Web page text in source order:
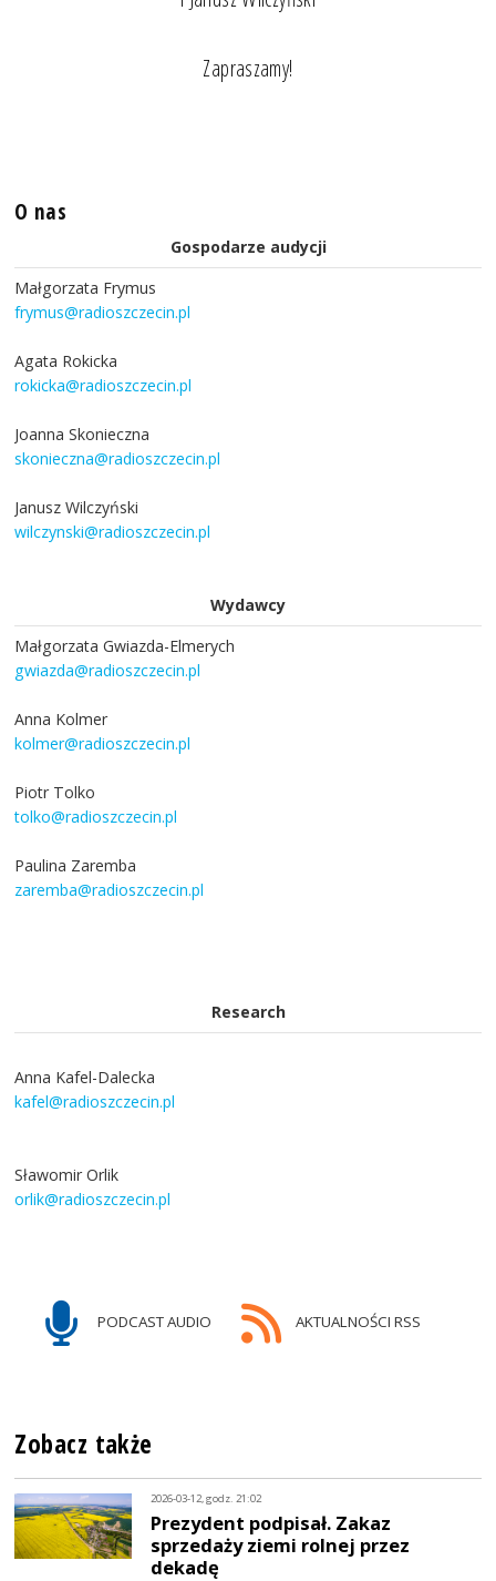
Zapraszamy!
O nas
Gospodarze audycji
Małgorzata Frymus
frymus@radioszczecin.pl
Agata Rokicka
rokicka@radioszczecin.pl
Joanna Skonieczna
skonieczna@radioszczecin.pl
Janusz Wilczyński
wilczynski@radioszczecin.pl
Wydawcy
Małgorzata Gwiazda-Elmerych
gwiazda@radioszczecin.pl
Anna Kolmer
kolmer@radioszczecin.pl
Piotr Tolko
tolko@radioszczecin.pl
Paulina Zaremba
zaremba@radioszczecin.pl
Research
Anna Kafel-Dalecka
kafel@radioszczecin.pl
Sławomir Orlik
orlik@radioszczecin.pl
PODCAST AUDIO AKTUALNOŚCI RSS
Zobacz także
2026-03-12, godz. 21:02
Prezydent podpisał. Zakaz
sprzedaży ziemi rolnej przez
dekadę